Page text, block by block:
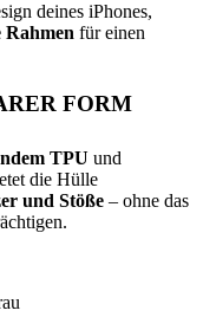
deines iPhones,
Rahmen für einen
FORM
TPU und
die Hülle
und Stöße – ohne das